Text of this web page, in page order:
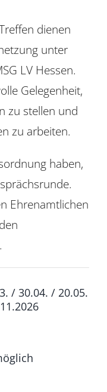
dienen
unter
LV Hessen.
Gelegenheit,
zu stellen und
zu arbeiten.
haben,
Ehrenamtlichen
/ 30.04. / 20.05.